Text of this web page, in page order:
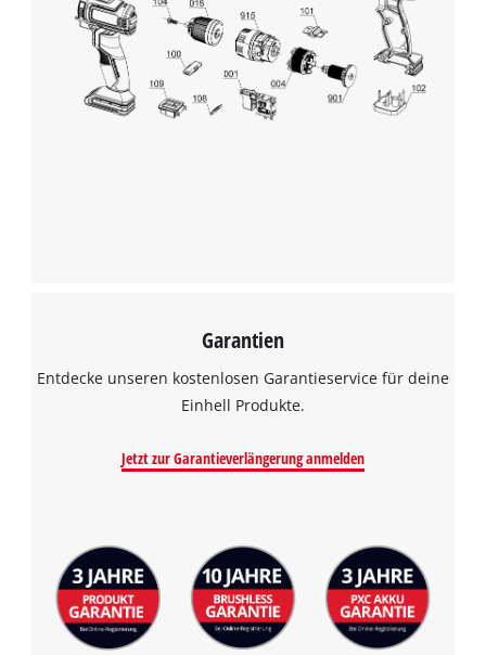
This content is not permitted to load due
to trackers that are not disclosed to the
visitor. The website owner needs to setup
the site with their CMP to add this content
to the list of technologies used.
Garantien
Entdecke unseren kostenlosen Garantieservice für deine
Einhell Produkte.
Jetzt zur Garantieverlängerung anmelden